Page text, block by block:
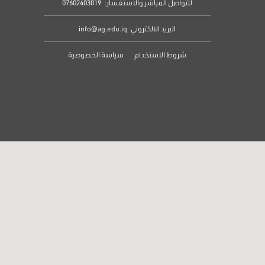
للتواصل المباشر والاستفسار: 07602403019
البريد الالكتروني info@ag.edu.iq
شروط الاستخدام سياسة الخصوصية